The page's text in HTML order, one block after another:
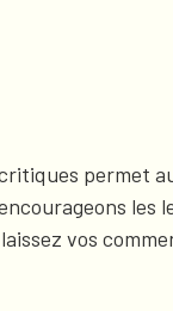
permet
les
vos